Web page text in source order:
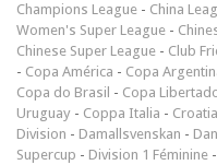
Champions League - China
Women's Super League -
Chinese Super League - Club
- Copa América - Copa
Copa do Brasil - Copa
Uruguay - Coppa Italia -
Division - Damallsvenskan -
Supercup - Division 1 Féminine -